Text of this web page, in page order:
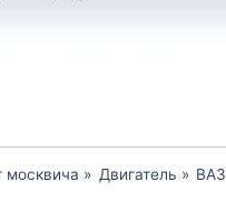
москвича » Двигатель » ВАЗ